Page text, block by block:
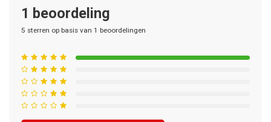
1 beoordeling
5 sterren op basis van 1 beoordelingen